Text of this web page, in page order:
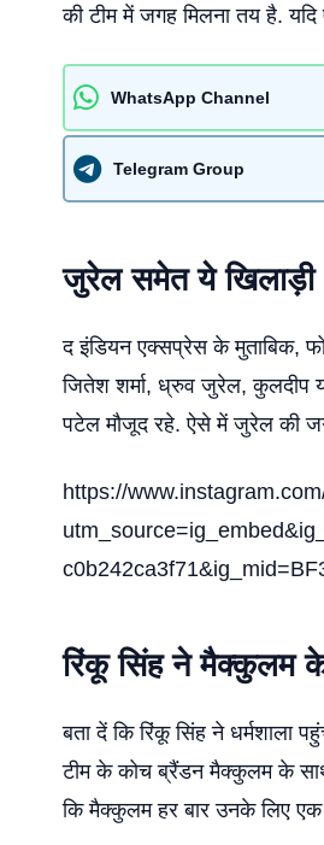
की टीम में जगह मिलना तय है. यदि
WhatsApp Channel
Telegram Group
जुरेल समेत ये खिलाड़ी
द इंडियन एक्सप्रेस के मुताबिक,
जितेश शर्मा, ध्रुव जुरेल, कुलदीप
पटेल मौजूद रहे. ऐसे में जुरेल की
https://
रिंकू सिंह ने मैक्कुलम
बता दें कि रिंकू सिंह ने धर्मशाला
टीम के कोच ब्रैंडन मैक्कुलम के
कि मैक्कुलम हर बार उनके लिए एक